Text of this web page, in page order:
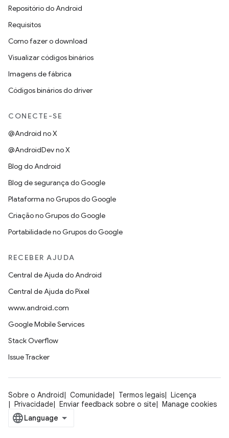
Repositório do Android
Requisitos
Como fazer o download
Visualizar códigos binários
Imagens de fábrica
Códigos binários do driver
CONECTE-SE
@Android no X
@AndroidDev no X
Blog do Android
Blog de segurança do Google
Plataforma no Grupos do Google
Criação no Grupos do Google
Portabilidade no Grupos do Google
RECEBER AJUDA
Central de Ajuda do Android
Central de Ajuda do Pixel
www.android.com
Google Mobile Services
Stack Overflow
Issue Tracker
Sobre o Android Comunidade Termos legais
Licença
Privacidade
Enviar feedback sobre o site Manage cookies